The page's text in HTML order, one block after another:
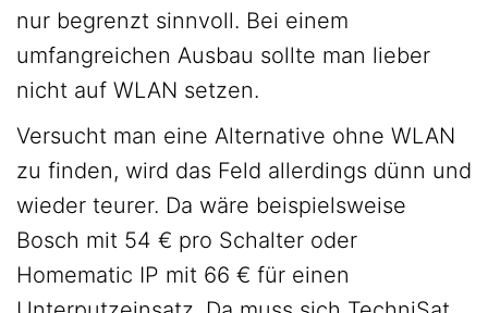
nur begrenzt sinnvoll. Bei einem
umfangreichen Ausbau sollte man lieber
nicht auf WLAN setzen.
Versucht man eine Alternative ohne WLAN
zu finden, wird das Feld allerdings dünn und
wieder teurer. Da wäre beispielsweise
Bosch mit 54 € pro Schalter oder
Homematic IP mit 66 € für einen